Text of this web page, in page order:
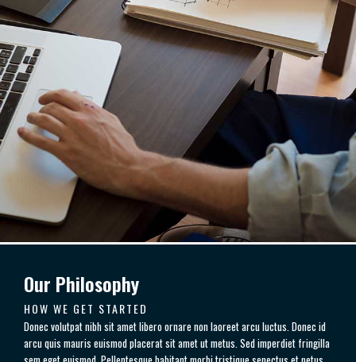
Our Philosophy
HOW WE GET STARTED
Donec volutpat nibh sit amet libero ornare non laoreet arcu luctus. Donec id
arcu quis mauris euismod placerat sit amet ut metus. Sed imperdiet fringilla